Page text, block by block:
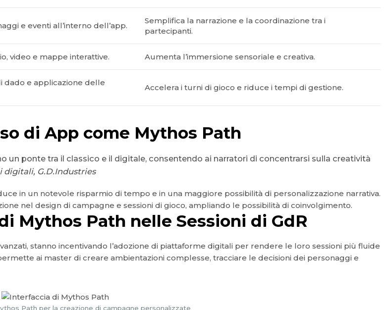
e eventi all’interno dell’app.
Semplifica la narrazione e la coordinazione tra i
partecipanti.
video e mappe interattive. Aumenta l’immersione sensoriale e creativa.
dado e applicazione delle
Accelera i turni di gioco e riduce i tempi di gestione.
di App come Mythos Path
un ponte tra il classico e il digitale, consentendo ai narratori di concentrarsi sulla creatività
digitali, G.D.Industries
in un notevole risparmio di tempo e in una maggiore possibilità di personalizzazione narrativa.
nel design di campagne e sessioni di gioco, ampliando le possibilità di coinvolgimento.
Mythos Path nelle Sessioni di GdR
stanno incentivando l’adozione di piattaforme digitali per rendere le loro sessioni più fluide
ai master di creare ambientazioni complesse, tracciare le decisioni dei personaggi e
Path per la creazione di campagne personalizzate